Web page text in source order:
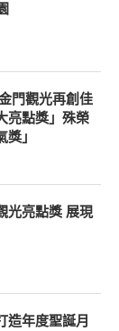
門觀光再創佳
亮點獎」殊榮
」
光亮點獎 展現
造年度聖誕月